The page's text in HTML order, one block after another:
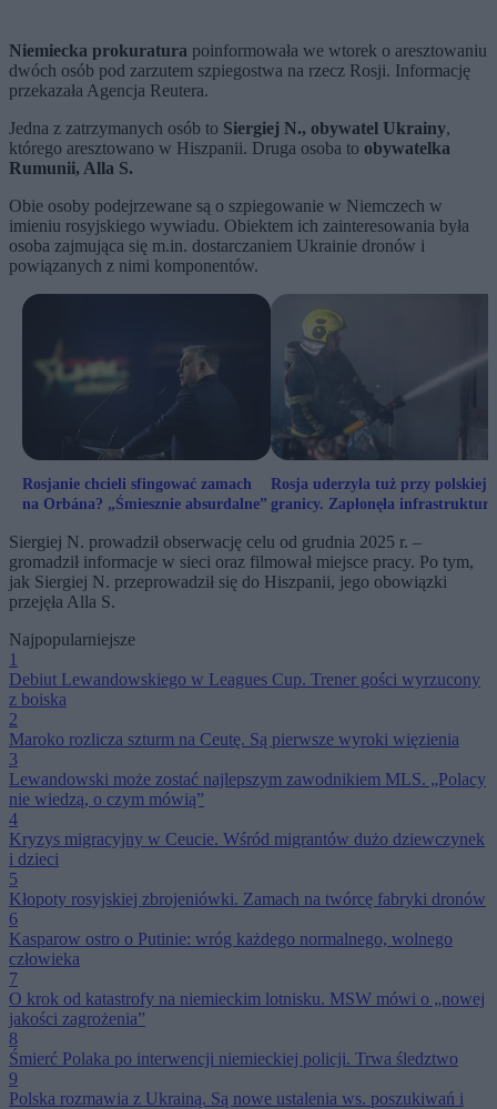
Niemiecka prokuratura poinformowała we wtorek o aresztowaniu
dwóch osób pod zarzutem szpiegostwa na rzecz Rosji. Informację
przekazała Agencja Reutera.
Jedna z zatrzymanych osób to Siergiej N., obywatel Ukrainy,
którego aresztowano w Hiszpanii. Druga osoba to obywatelka
Rumunii, Alla S.
Obie osoby podejrzewane są o szpiegowanie w Niemczech w
imieniu rosyjskiego wywiadu. Obiektem ich zainteresowania była
osoba zajmująca się m.in. dostarczaniem Ukrainie dronów i
powiązanych z nimi komponentów.
Rosjanie chcieli sfingować zamach
na Orbána? „Śmiesznie absurdalne”
Rosja uderzyła tuż przy polskiej
granicy. Zapłonęła infrastruktura
Siergiej N. prowadził obserwację celu od grudnia 2025 r. –
gromadził informacje w sieci oraz filmował miejsce pracy. Po tym,
jak Siergiej N. przeprowadził się do Hiszpanii, jego obowiązki
przejęła Alla S.
Najpopularniejsze
1
Debiut Lewandowskiego w Leagues Cup. Trener gości wyrzucony
z boiska
2
Maroko rozlicza szturm na Ceutę. Są pierwsze wyroki więzienia
3
Lewandowski może zostać najlepszym zawodnikiem MLS. „Polacy
nie wiedzą, o czym mówią”
4
Kryzys migracyjny w Ceucie. Wśród migrantów dużo dziewczynek
i dzieci
5
Kłopoty rosyjskiej zbrojeniówki. Zamach na twórcę fabryki dronów
6
Kasparow ostro o Putinie: wróg każdego normalnego, wolnego
człowieka
7
O krok od katastrofy na niemieckim lotnisku. MSW mówi o „nowej
jakości zagrożenia”
8
Śmierć Polaka po interwencji niemieckiej policji. Trwa śledztwo
9
Polska rozmawia z Ukrainą. Są nowe ustalenia ws. poszukiwań i